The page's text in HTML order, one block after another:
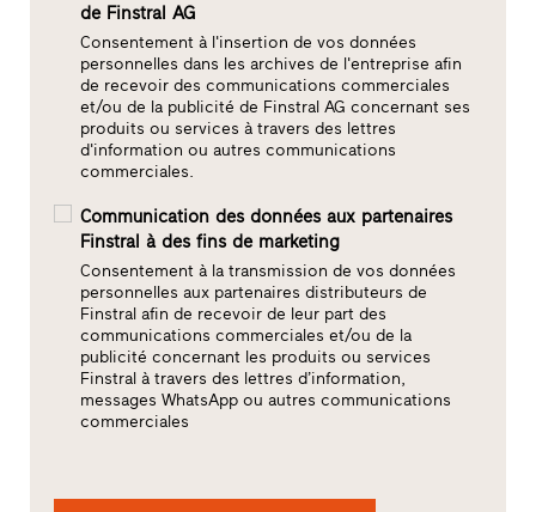
de Finstral AG
Consentement à l'insertion de vos données
personnelles dans les archives de l'entreprise afin
de recevoir des communications commerciales
et/ou de la publicité de Finstral AG concernant ses
produits ou services à travers des lettres
d'information ou autres communications
commerciales.
Communication des données aux partenaires
Finstral à des fins de marketing
Consentement à la transmission de vos données
personnelles aux partenaires distributeurs de
Finstral afin de recevoir de leur part des
communications commerciales et/ou de la
publicité concernant les produits ou services
Finstral à travers des lettres d’information,
messages WhatsApp ou autres communications
commerciales